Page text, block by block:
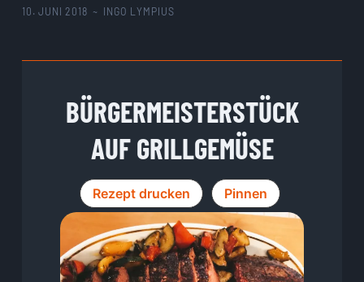
10. JUNI 2018 ~ INGO LYMPIUS
BÜRGERMEISTERSTÜCK
AUF GRILLGEMÜSE
Rezept drucken Pinnen